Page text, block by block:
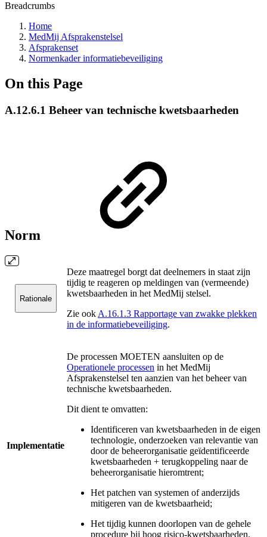
Breadcrumbs
Home
MedMij Afsprakenstelsel
Afsprakenset
Normenkader informatiebeveiliging
On this Page
A.12.6.1 Beheer van technische kwetsbaarheden
Norm
Rationale
Deze maatregel borgt dat deelnemers in staat zijn
tijdig te reageren op meldingen van (vermeende)
kwetsbaarheden in het MedMij stelsel.
Zie ook A.16.1.3 Rapportage van zwakke plekken
in de informatiebeveiliging.
Implementatie
De processen MOETEN aansluiten op de
Operationele processen in het MedMij
Afsprakenstelsel ten aanzien van het beheer van
technische kwetsbaarheden.
Dit dient te omvatten:
Identificeren van kwetsbaarheden in de eigen
technologie, onderzoeken van relevantie van
door de beheerorganisatie geïdentificeerde
kwetsbaarheden + terugkoppeling naar de
beheerorganisatie hieromtrent;
Het patchen van systemen of anderzijds
mitigeren van de kwetsbaarheid;
Het tijdig kunnen doorlopen van de gehele
procedure bij hoog risico-kwetsbaarheden.